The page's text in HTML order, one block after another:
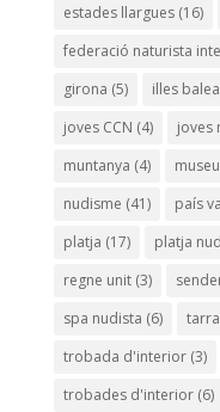
estades llargues(16)
federació naturista
girona (5) illes
joves CCN (4) joves
muntanya (4)
nudisme (41) país
platja (17) platja
regne unit(3)
spa nudista (6)
trobada d'interior(3)
trobades d'interior(6)